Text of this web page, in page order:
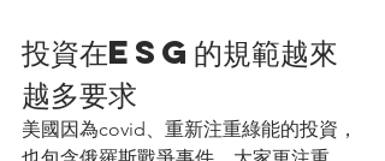
投資在ESG的規範越來
越多要求
美國因為covid、重新注重綠能的投資，